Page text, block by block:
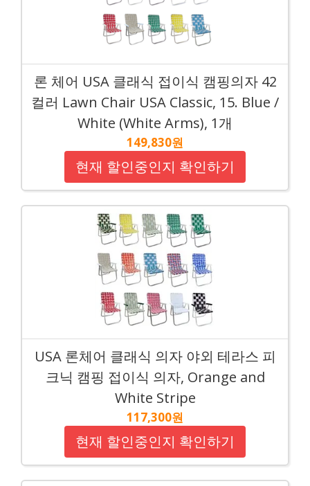
론 체어 USA 클래식 접이식 캠핑의자 42
컬러 Lawn Chair USA Classic, 15. Blue /
White (White Arms), 1개
149,830원
현재 할인중인지 확인하기
USA 론체어 클래식 의자 야외 테라스 피
크닉 캠핑 접이식 의자, Orange and
White Stripe
117,300원
현재 할인중인지 확인하기